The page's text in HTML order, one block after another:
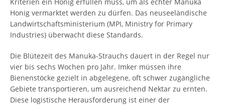
Honig vermarktet werden zu dürfen. Das neuseeländische
Landwirtschaftsministerium (MPI, Ministry for Primary
Industries) überwacht diese Standards.
Die Blütezeit des Manuka-Strauchs dauert in der Regel nur
vier bis sechs Wochen pro Jahr. Imker müssen ihre
Bienenstöcke gezielt in abgelegene, oft schwer zugängliche
Gebiete transportieren, um ausreichend Nektar zu ernten.
Diese logistische Herausforderung ist einer der